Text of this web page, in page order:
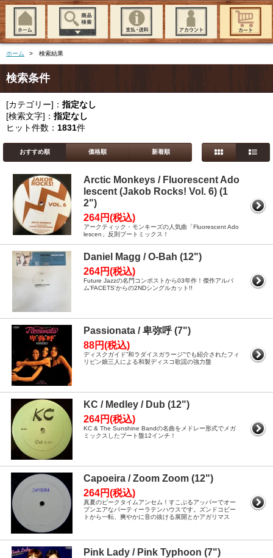
ホーム > 検索結果
検索条件
[カテゴリー]： 指定なし
[検索文字]： 指定なし
ヒット件数： 1831件
おすすめ順 価格順 新着順
Arctic Monkeys / Fluorescent Ado
lescent (Jakob Rocks! Vol. 6) (1
2")
264円(税込)
アークティック・モンキーズの人気曲「Fluorescent Ado
lescen」反則ブートミックス！
Daniel Magg / O-Bah (12")
264円(税込)
Future Jazzの名門コンポストから03年作！傑作アルバ
ム'FACETS'からの2NDシングルカット!!
Passionata / 卑弥呼 (7")
88円(税込)
ディスクガイド”和ラダイスガラージ”でも紹介されたフィ
リピン娘三人による和製ディスコ歌謡の強力盤
KC / Medley / Dub (12")
264円(税込)
KC & The Sunshine Bandの名曲をメドレー形式でメガ
ミックスしたブート盤12インチ！
Capoeira / Zoom Zoom (12")
264円(税込)
真夏のピークタイムアンセム！すこぶるアッパーでオー
プンエアなパーティーラテンハウスです。ズンドコビー
トから一転、爽やかに音の抜ける展開とかアガリマス
Pink Lady / Pink Typhoon (7")